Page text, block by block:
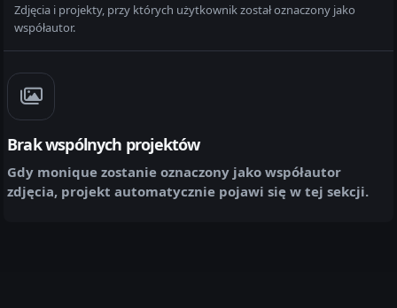
Zdjęcia i projekty, przy których użytkownik został oznaczony jako
współautor.
Brak wspólnych projektów
Gdy monique zostanie oznaczony jako współautor
zdjęcia, projekt automatycznie pojawi się w tej sekcji.